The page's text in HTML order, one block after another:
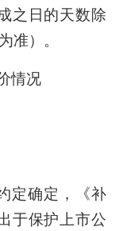
之日的天数除
准）。
情况
定确定，《补
于保护上市公